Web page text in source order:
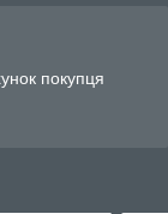
покупця